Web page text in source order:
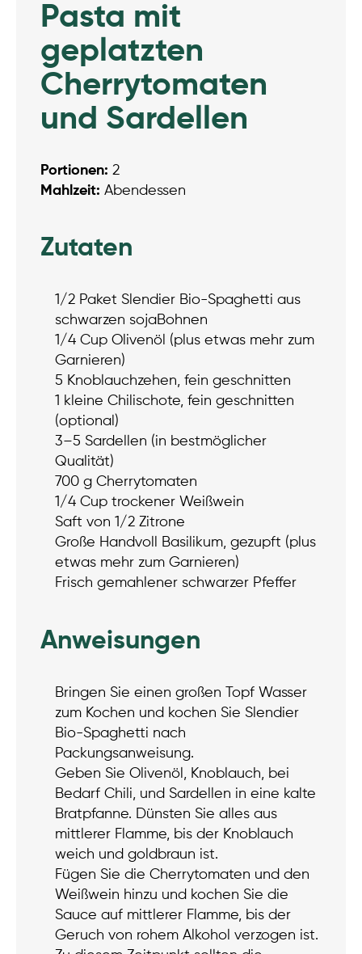
Pasta mit
geplatzten
Cherrytomaten
und Sardellen
Portionen: 2
Mahlzeit: Abendessen
Zutaten
1/2 Paket Slendier Bio-Spaghetti aus
schwarzen sojaBohnen
1/4 Cup Olivenöl (plus etwas mehr zum
Garnieren)
5 Knoblauchzehen, fein geschnitten
1 kleine Chilischote, fein geschnitten
(optional)
3–5 Sardellen (in bestmöglicher
Qualität)
700 g Cherrytomaten
1/4 Cup trockener Weißwein
Saft von 1/2 Zitrone
Große Handvoll Basilikum, gezupft (plus
etwas mehr zum Garnieren)
Frisch gemahlener schwarzer Pfeffer
Anweisungen
Bringen Sie einen großen Topf Wasser
zum Kochen und kochen Sie Slendier
Bio-Spaghetti nach
Packungsanweisung.
Geben Sie Olivenöl, Knoblauch, bei
Bedarf Chili, und Sardellen in eine kalte
Bratpfanne. Dünsten Sie alles aus
mittlerer Flamme, bis der Knoblauch
weich und goldbraun ist.
Fügen Sie die Cherrytomaten und den
Weißwein hinzu und kochen Sie die
Sauce auf mittlerer Flamme, bis der
Geruch von rohem Alkohol verzogen ist.